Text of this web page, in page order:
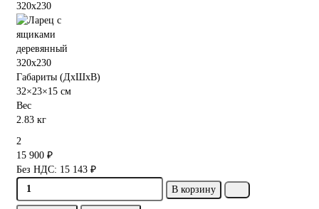
Габариты (ДхШхВ)
32×23×15 см
Вес
2.83 кг
2
15 900 ₽
Без НДС: 15 143 ₽
В корзину